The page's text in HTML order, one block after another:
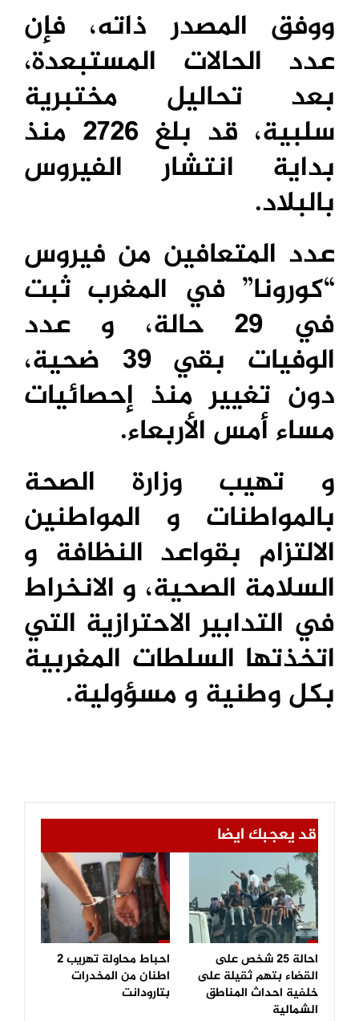
ووفق المصدر ذاته، فإن
عدد الحالات المستبعدة،
بعد تحاليل مختبرية
سلبية، قد بلغ 2726 منذ
بداية انتشار الفيروس
بالبلاد.
عدد المتعافين من فيروس
“كورونا” في المغرب ثبت
في 29 حالة، و عدد
الوفيات بقي 39 ضحية،
دون تغيير منذ إحصائيات
مساء أمس الأربعاء.
و تهيب وزارة الصحة
بالمواطنات و المواطنين
الالتزام بقواعد النظافة و
السلامة الصحية، و الانخراط
في التدابير الاحترازية التي
اتخذتها السلطات المغربية
بكل وطنية و مسؤولية.
قد يعجبك ايضا
احالة 25 شخص على
القضاء بتهم ثقيلة على
خلفية احداث المناطق
الشمالية
احباط محاولة تهريب 2
اطنان من المخدرات
بتارودانت